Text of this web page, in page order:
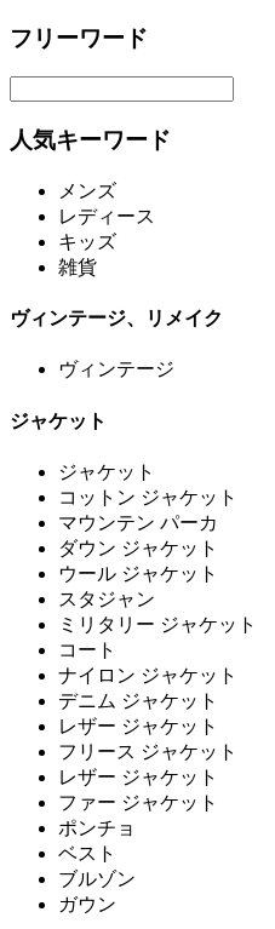
フリーワード
人気キーワード
メンズ
レディース
キッズ
雑貨
ヴィンテージ、リメイク
ヴィンテージ
ジャケット
ジャケット
コットン ジャケット
マウンテン パーカ
ダウン ジャケット
ウール ジャケット
スタジャン
ミリタリー ジャケット
コート
ナイロン ジャケット
デニム ジャケット
レザー ジャケット
フリース ジャケット
レザー ジャケット
ファー ジャケット
ポンチョ
ベスト
ブルゾン
ガウン